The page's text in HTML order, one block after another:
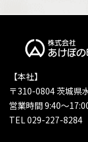
【本社】
〒310-0804 茨城県
営業時間 9:40〜
TEL 029-227-8284